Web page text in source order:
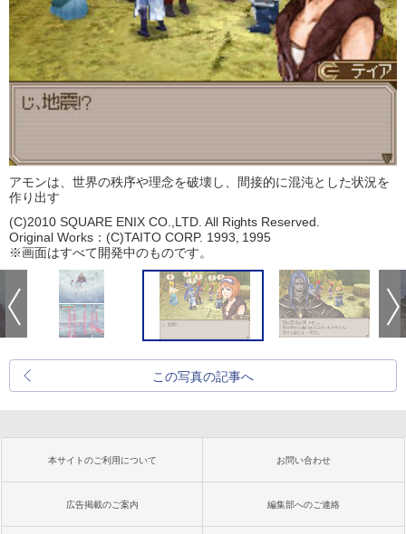
アモンは、世界の秩序や理念を破壊し、間接的に混沌とした状況を
作り出す
(C)2010 SQUARE ENIX CO.,LTD. All Rights Reserved.
Original Works：(C)TAITO CORP. 1993, 1995
※画面はすべて開発中のものです。
この写真の記事へ
本サイトのご利用について お問い合わせ
広告掲載のご案内 編集部へのご連絡